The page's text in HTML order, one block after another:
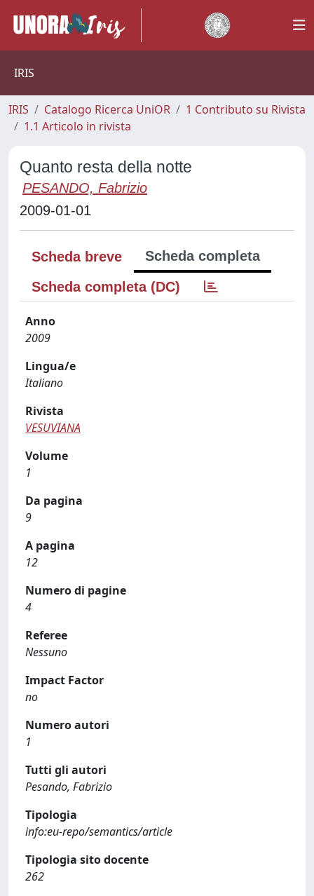
IRIS
IRIS Catalogo Ricerca UniOR
1 Contributo su Rivista
1.1 Articolo in rivista
Quanto resta della notte
PESANDO, Fabrizio
2009-01-01
Scheda breve
Scheda completa
Scheda completa (DC)
Anno
2009
Lingua/e
Italiano
Rivista
VESUVIANA
Volume
1
Da pagina
9
A pagina
12
Numero di pagine
4
Referee
Nessuno
Impact Factor
no
Numero autori
1
Tutti gli autori
Pesando, Fabrizio
Tipologia
info:eu-repo/semantics/article
Tipologia sito docente
262